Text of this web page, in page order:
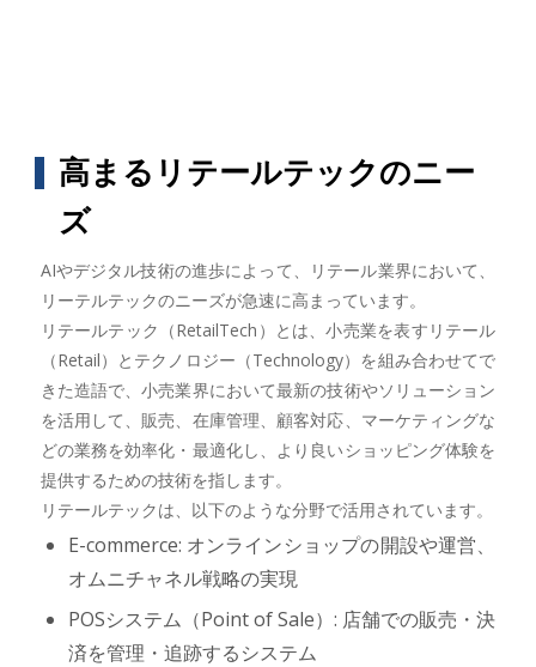
高まるリテールテックのニー
ズ
AIやデジタル技術の進歩によって、リテール業界において、
リーテルテックのニーズが急速に高まっています。
リテールテック（RetailTech）とは、小売業を表すリテール
（Retail）とテクノロジー（Technology）を組み合わせてで
きた造語で、小売業界において最新の技術やソリューション
を活用して、販売、在庫管理、顧客対応、マーケティングな
どの業務を効率化・最適化し、より良いショッピング体験を
提供するための技術を指します。
リテールテックは、以下のような分野で活用されています。
E-commerce: オンラインショップの開設や運営、
オムニチャネル戦略の実現
POSシステム（Point of Sale）: 店舗での販売・決
済を管理・追跡するシステム